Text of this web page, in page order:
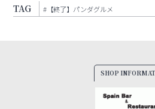
TAG #【終了】パンダグルメ
SHOP